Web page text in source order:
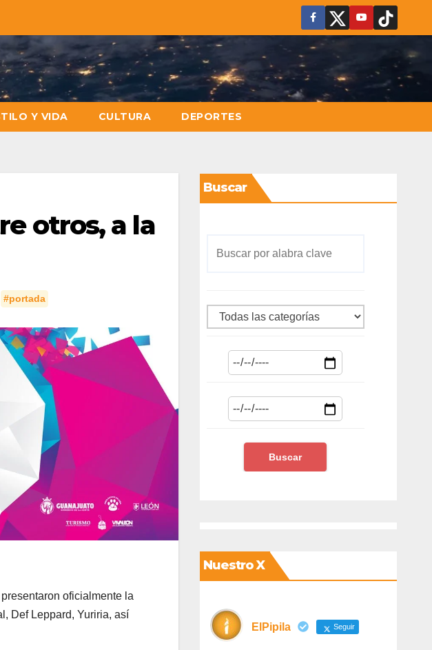
Y VIDA CULTURA DEPORTES
otros, a la
#portada
oficialmente la
Def Leppard, Yuriria, así
Buscar
Nuestro X
ElPipila Seguir